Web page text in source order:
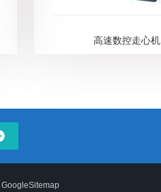
高速数控走心机
GoogleSitemap